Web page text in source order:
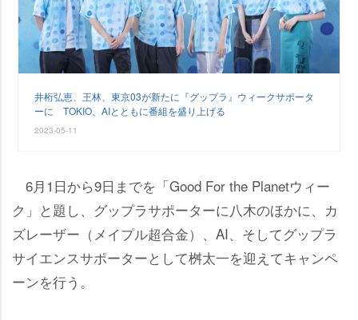
井桁弘恵、王林、東京03が新たに『グップラ』ウィークサポータ
ーに TOKIO、AIとともに番組を盛り上げる
2023-05-11
6月1日から9日までを「Good For the Planetウィー
ク」と題し、グップラサポーターに八木のほかに、カ
ズレーザー（メイプル超合金）、AI、そしてグップラ
サイエンスサポーターとして桝太一を迎えてキャンペ
ーンを行う。